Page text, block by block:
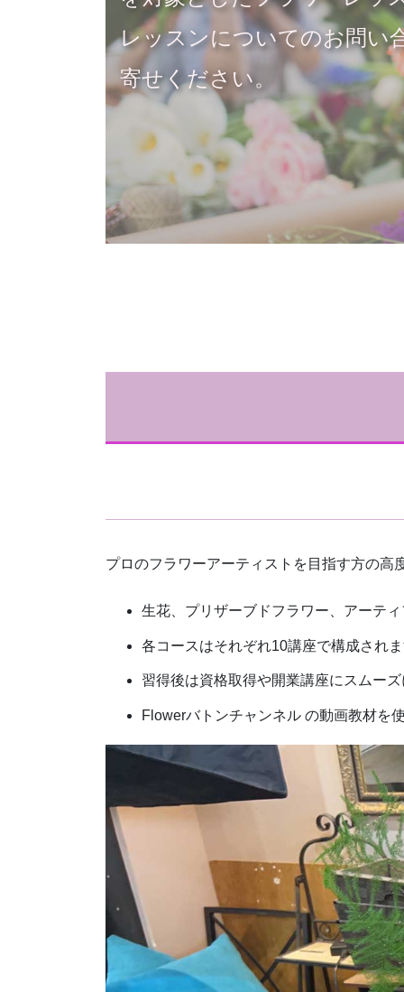
レッスンについてのお問い
寄せください。
プロのフラワーアーティストを目指す方の
生花、プリザーブドフラワー、アーテ
各コースはそれぞれ10講座で構成され
習得後は資格取得や開業講座にスムー
Flowerバトンチャンネル の動画教材を